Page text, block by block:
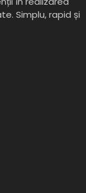
Simplu, rapid și